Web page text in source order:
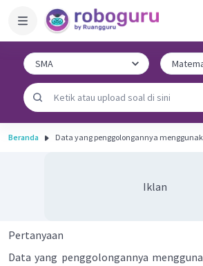
Beranda Data yang penggolongannya
Iklan
Pertanyaan
Data yang penggolongannya